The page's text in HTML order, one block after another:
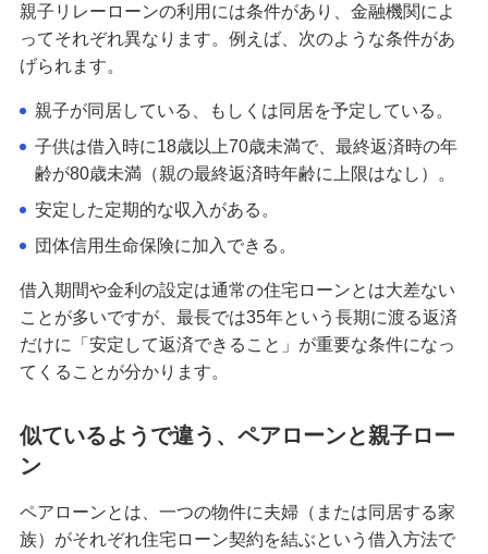
親子リレーローンの利用には条件があり、金融機関によ
ってそれぞれ異なります。例えば、次のような条件があ
げられます。
親子が同居している、もしくは同居を予定している。
子供は借入時に18歳以上70歳未満で、最終返済時の年
齢が80歳未満（親の最終返済時年齢に上限はなし）。
安定した定期的な収入がある。
団体信用生命保険に加入できる。
借入期間や金利の設定は通常の住宅ローンとは大差ない
ことが多いですが、最長では35年という長期に渡る返済
だけに「安定して返済できること」が重要な条件になっ
てくることが分かります。
似ているようで違う、ペアローンと親子ロー
ン
ペアローンとは、一つの物件に夫婦（または同居する家
族）がそれぞれ住宅ローン契約を結ぶという借入方法で